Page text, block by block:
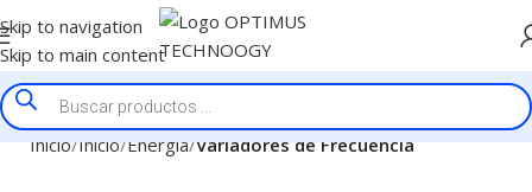
Skip to navigation
Skip to main content
Inicio Inicio Energía Variadores de Frecuencia